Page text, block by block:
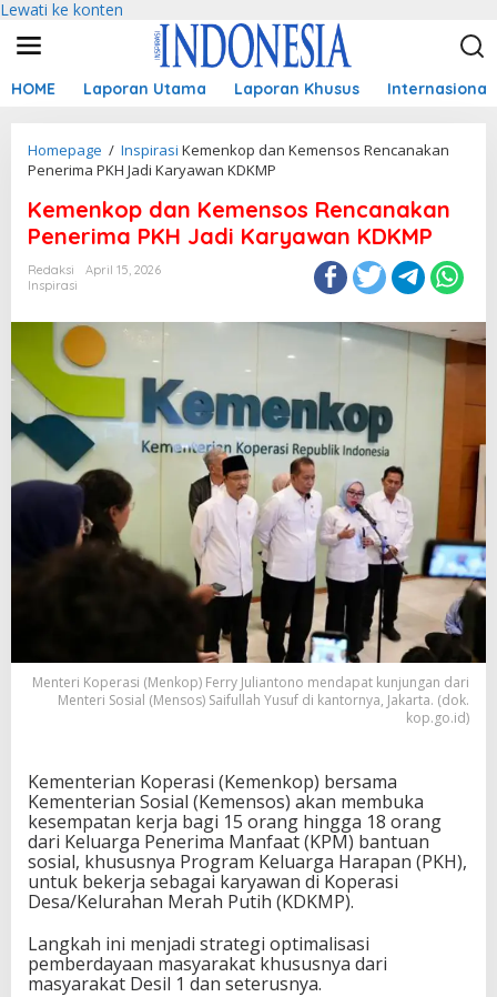
Lewati ke konten
HOME Laporan Utama Laporan Khusus Internasional
Homepage / Inspirasi Kemenkop dan Kemensos Rencanakan
Penerima PKH Jadi Karyawan KDKMP
Kemenkop dan Kemensos Rencanakan
Penerima PKH Jadi Karyawan KDKMP
Redaksi
April 15, 2026
Inspirasi
Menteri Koperasi (Menkop) Ferry Juliantono mendapat kunjungan dari
Menteri Sosial (Mensos) Saifullah Yusuf di kantornya, Jakarta. (dok.
kop.go.id)
Kementerian Koperasi (Kemenkop) bersama
Kementerian Sosial (Kemensos) akan membuka
kesempatan kerja bagi 15 orang hingga 18 orang
dari Keluarga Penerima Manfaat (KPM) bantuan
sosial, khususnya Program Keluarga Harapan (PKH),
untuk bekerja sebagai karyawan di Koperasi
Desa/Kelurahan Merah Putih (KDKMP).
Langkah ini menjadi strategi optimalisasi
pemberdayaan masyarakat khususnya dari
masyarakat Desil 1 dan seterusnya.